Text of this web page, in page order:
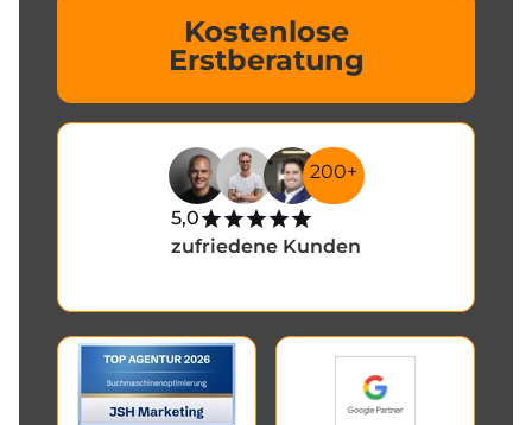
Kostenlose
Erstberatung
200+
5,0
zufriedene Kunden